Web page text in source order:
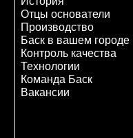
Отцы основатели
Производство
Баск в вашем городе
Контроль качества
Технологии
Команда Баск
Вакансии